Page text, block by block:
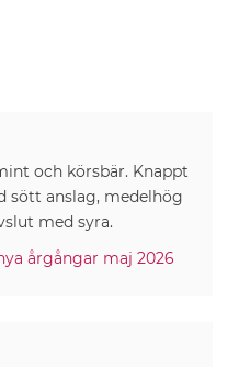
och körsbär. Knappt
sött anslag, medelhög
med syra.
årgångar maj 2026